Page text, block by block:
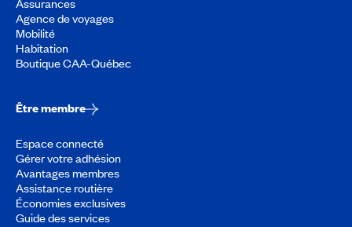
Agence de voyages
Mobilité
Habitation
Boutique CAA-Québec
Être membre
Espace connecté
Gérer votre adhésion
Avantages membres
Assistance routière
Économies exclusives
Guide des services